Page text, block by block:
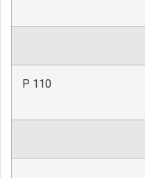
P 110